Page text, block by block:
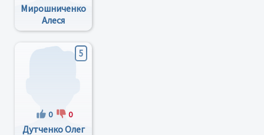
Мирошниченко
Алеся
Владимировна
5
0 0
Дутченко Олег